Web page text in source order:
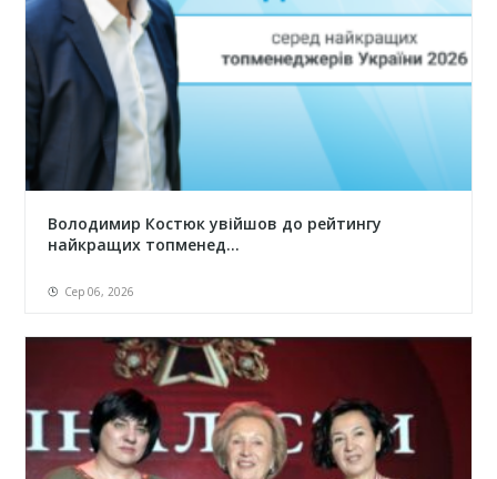
Володимир Костюк увійшов до рейтингу
найкращих топменед...
Сер 06, 2026